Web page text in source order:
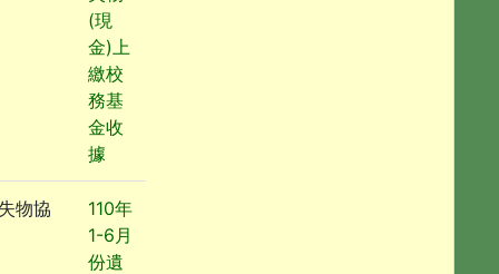
(現
金)上
繳校
務基
金收
據
物協
110年
1-6月
份遺